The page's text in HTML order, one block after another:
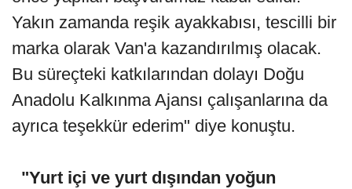
Yakın zamanda reşik ayakkabısı, tescilli bir
marka olarak Van'a kazandırılmış olacak.
Bu süreçteki katkılarından dolayı Doğu
Anadolu Kalkınma Ajansı çalışanlarına da
ayrıca teşekkür ederim" diye konuştu.
"Yurt içi ve yurt dışından yoğun